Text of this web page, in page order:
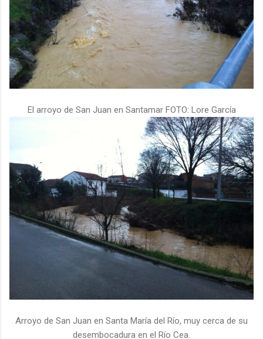
El arroyo de San Juan en Santamar FOTO: Lore García
Arroyo de San Juan en Santa María del Río, muy cerca de su
desembocadura en el Río Cea.